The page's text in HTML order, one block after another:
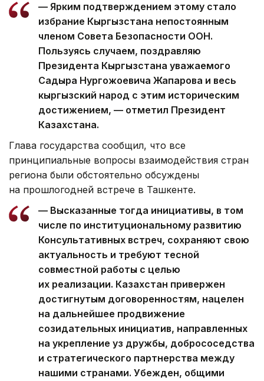
— Ярким подтверждением этому стало
избрание Кыргызстана непостоянным
членом Совета Безопасности ООН.
Пользуясь случаем, поздравляю
Президента Кыргызстана уважаемого
Садыра Нургожоевича Жапарова и весь
кыргызский народ с этим историческим
достижением, — отметил Президент
Казахстана.
Глава государства сообщил, что все
принципиальные вопросы взаимодействия стран
региона были обстоятельно обсуждены
на прошлогодней встрече в Ташкенте.
— Высказанные тогда инициативы, в том
числе по институциональному развитию
Консультативных встреч, сохраняют свою
актуальность и требуют тесной
совместной работы с целью
их реализации. Казахстан привержен
достигнутым договоренностям, нацелен
на дальнейшее продвижение
созидательных инициатив, направленных
на укрепление уз дружбы, добрососедства
и стратегического партнерства между
нашими странами. Убежден, общими